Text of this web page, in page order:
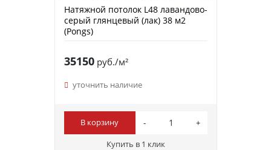
Натяжной потолок L48 лавандово-
серый глянцевый (лак) 38 м2
(Pongs)
35150руб./м²
уточнить наличие
В корзину
Купить в 1 клик